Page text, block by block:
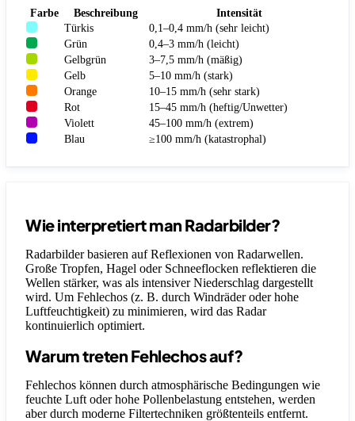
Farbe Beschreibung
Intensität
Türkis
0,1–0,4 mm/h (sehr leicht)
Grün
0,4–3 mm/h (leicht)
Gelbgrün
3–7,5 mm/h (mäßig)
Gelb
5–10 mm/h (stark)
Orange
10–15 mm/h (sehr stark)
Rot
15–45 mm/h (heftig/Unwetter)
Violett
45–100 mm/h (extrem)
Blau
≥100 mm/h (katastrophal)
Wie interpretiert man Radarbilder?
Radarbilder basieren auf Reflexionen von Radarwellen.
Große Tropfen, Hagel oder Schneeflocken reflektieren die
Wellen stärker, was als intensiver Niederschlag dargestellt
wird. Um Fehlechos (z. B. durch Windräder oder hohe
Luftfeuchtigkeit) zu minimieren, wird das Radar
kontinuierlich optimiert.
Warum treten Fehlechos auf?
Fehlechos können durch atmosphärische Bedingungen wie
feuchte Luft oder hohe Pollenbelastung entstehen, werden
aber durch moderne Filtertechniken größtenteils entfernt.